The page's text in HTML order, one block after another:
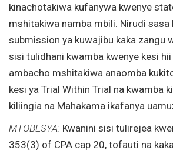
kinachotakiwa kufanywa kwenye
mshitakiwa namba mbili. Nirudi sasa
submission ya kuwajibu kaka zangu
sisi tulidhani kwamba kwenye kesi
ambacho mshitakiwa anaomba
kesi ya Trial Within Trial na kwamba
kiliingia na Mahakama ikafanya
MTOBESYA: Kwanini sisi tulirejea
353(3) of CPA cap 20, tofauti na